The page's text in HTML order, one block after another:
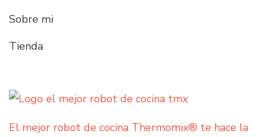
Sobre mi
Tienda
El mejor robot de cocina Thermomix® te hace la